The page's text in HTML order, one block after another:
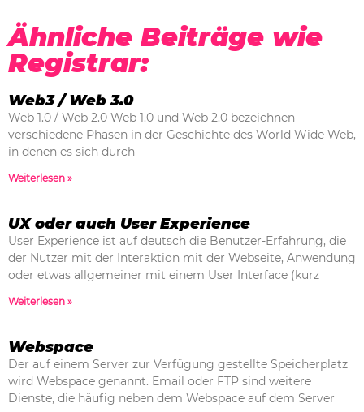
Ähnliche Beiträge wie
Registrar:
Web3 / Web 3.0
Web 1.0 / Web 2.0 Web 1.0 und Web 2.0 bezeichnen
verschiedene Phasen in der Geschichte des World Wide Web,
in denen es sich durch
Weiterlesen »
UX oder auch User Experience
User Experience ist auf deutsch die Benutzer-Erfahrung, die
der Nutzer mit der Interaktion mit der Webseite, Anwendung
oder etwas allgemeiner mit einem User Interface (kurz
Weiterlesen »
Webspace
Der auf einem Server zur Verfügung gestellte Speicherplatz
wird Webspace genannt. Email oder FTP sind weitere
Dienste, die häufig neben dem Webspace auf dem Server